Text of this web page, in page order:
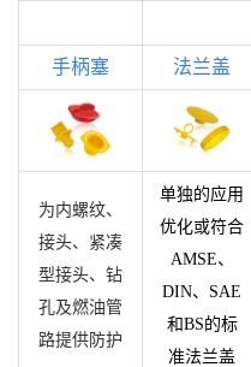
手柄塞 法兰盖
为内螺纹、
接头、紧凑
型接头、钻
孔及燃油管
路提供防护
单独的应用
优化或符合
AMSE、
DIN、 SAE
和BS的标
准法兰盖